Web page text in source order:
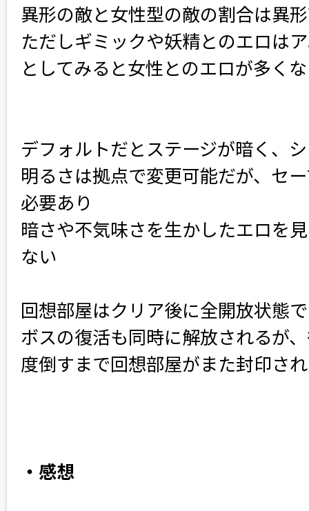
異形の敵と女性型の敵の割合は異
ただしギミックや妖精とのエロは
としてみると女性とのエロが多く
デフォルトだとステージが暗く、
明るさは拠点で変更可能だが、セ
必要あり
暗さや不気味さを生かしたエロを
ない
回想部屋はクリア後に全開放状態
ボスの復活も同時に解放されるが
度倒すまで回想部屋がまた封印さ
・感想